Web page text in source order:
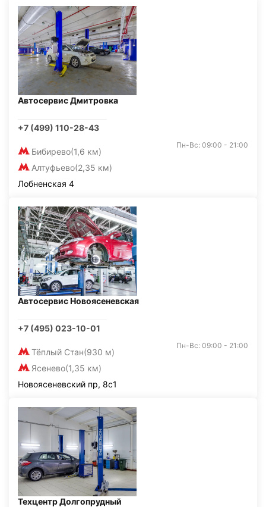
Автосервис Дмитровка
+7 (499) 110-28-43
Бибирево(1,6 км)
Алтуфьево(2,35 км)
Пн-Вс: 09:00 - 21:00
Лобненская 4
Автосервис Новоясеневская
+7 (495) 023-10-01
Тёплый Стан(930 м)
Ясенево(1,35 км)
Пн-Вс: 09:00 - 21:00
Новоясеневский пр, 8с1
Техцентр Долгопрудный